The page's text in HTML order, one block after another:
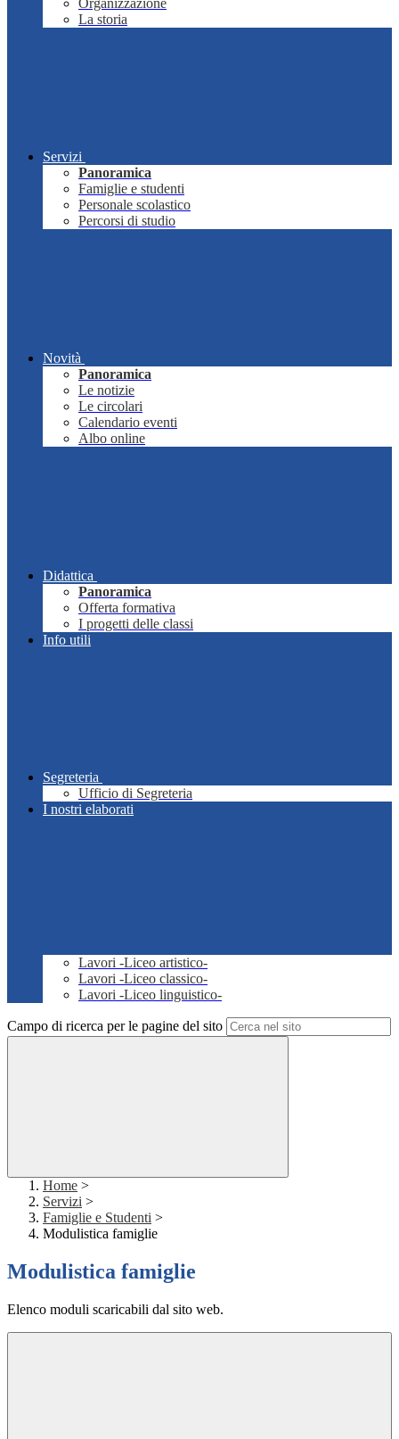
Organizzazione
La storia
Servizi
Panoramica
Famiglie e studenti
Personale scolastico
Percorsi di studio
Novità
Panoramica
Le notizie
Le circolari
Calendario eventi
Albo online
Didattica
Panoramica
Offerta formativa
I progetti delle classi
Info utili
Segreteria
Ufficio di Segreteria
I nostri elaborati
Lavori -Liceo artistico-
Lavori -Liceo classico-
Lavori -Liceo linguistico-
Campo di ricerca per le pagine del sito
Home >
Servizi >
Famiglie e Studenti >
Modulistica famiglie
Modulistica famiglie
Elenco moduli scaricabili dal sito web.